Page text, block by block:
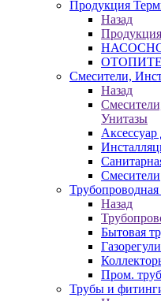
Продукция
Назад
Смесители,
Назад
Унитазы
Смесители
Трубопроводная
Назад
Бытовая
Пром.
Трубы и